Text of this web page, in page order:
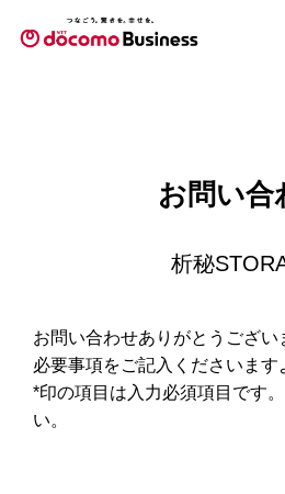
お問い合
析秘
お問い合わせありがとうござい
必要事項をご記入くださいます
*印の項目は入力必須項目です
い。